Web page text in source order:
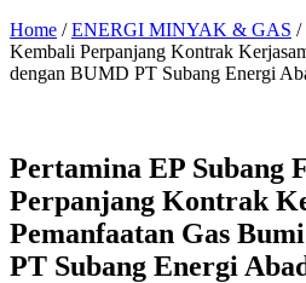
Home / ENERGI MINYAK & GAS /
Kembali Perpanjang Kontrak
dengan BUMD PT Subang Energi
Pertamina EP Subang
Perpanjang Kontrak
Pemanfaatan Gas
PT Subang Energi